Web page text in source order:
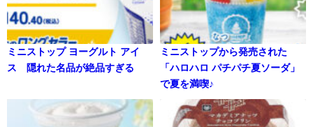
ミニストップ ヨーグルト アイ
ス 隠れた名品が絶品すぎる
ミニストップから発売された
「ハロハロ パチパチ夏ソーダ」
で夏を満喫♪